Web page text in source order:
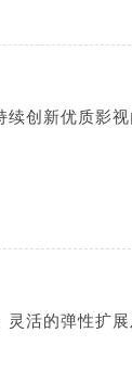
续创新优质影视
活的弹性扩展